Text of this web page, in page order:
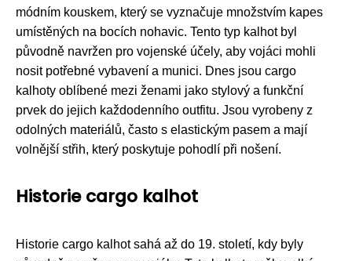
módním kouskem, který se vyznačuje množstvím kapes
umístěných na bocích nohavic. Tento typ kalhot byl
původně navržen pro vojenské účely, aby vojáci mohli
nosit potřebné vybavení a munici. Dnes jsou cargo
kalhoty oblíbené mezi ženami jako stylový a funkční
prvek do jejich každodenního outfitu. Jsou vyrobeny z
odolných materiálů, často s elastickým pasem a mají
volnější střih, který poskytuje pohodlí při nošení.
Historie cargo kalhot
Historie cargo kalhot sahá až do 19. století, kdy byly